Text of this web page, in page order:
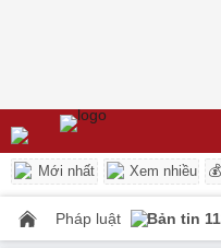
Mới nhất Xem nhiều
Pháp luật Bản tin